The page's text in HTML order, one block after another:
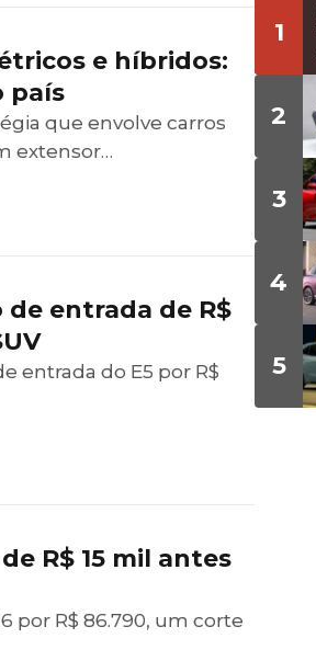
e híbridos:
país
que envolve carros
extensor…
de entrada de R$
entrada do E5 por R$
R$ 15 mil antes
por R$ 86.790, um corte
1
2
3
4
5